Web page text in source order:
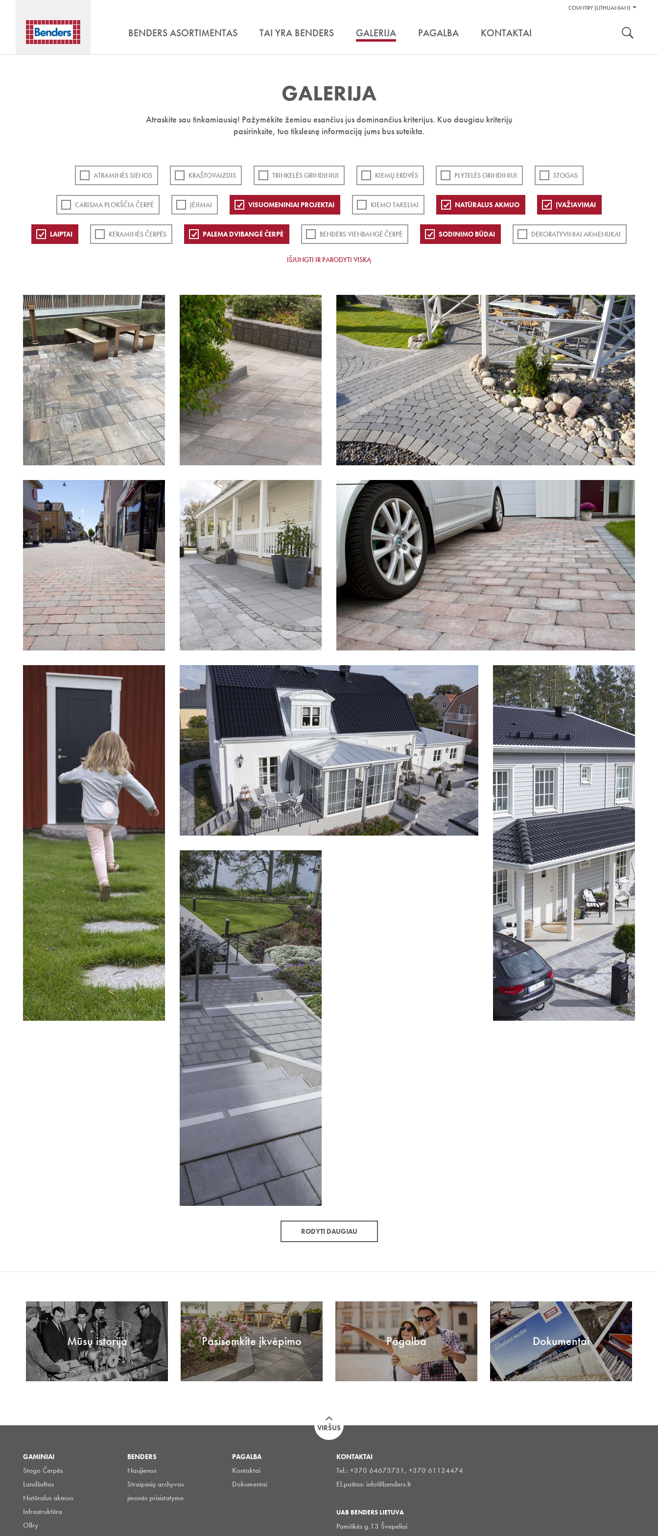
Pagalbos
COUNTRY (LITHUANIAN)
BENDERS ASORTIMENTAS TAI YRA BENDERS GALERIJA PAGALBA KONTAKTAI
GALERIJA
Atraskite sau tinkamiausią! Pažymėkite žemiau esančius jus dominančius kriterijus. Kuo daugiau kriterijų
pasirinksite, tuo tikslesnę informaciją jums bus suteikta.
ATRAMINĖS SIENOS KRAŠTOVAIZDIS TRINKELĖS GRINDINIUI KIEMŲ ERDVĖS PLYTELĖS GRINDINIUI STOGAS
CARISMA PLOKŠČIA ČERPĖ ĮĖJIMAI VISUOMENINIAI PROJEKTAI KIEMO TAKELIAI NATŪRALUS AKMUO ĮVAŽIAVIMAI
LAIPTAI KERAMINĖS ČERPĖS PALEMA DVIBANGĖ ČERPĖ BENDERS VIENBANGĖ ČERPĖ SODINIMO BŪDAI DEKORATYVINIAI AKMENUKAI
IŠJUNGTI IR PARODYTI VISKĄ
RODYTI DAUGIAU
Mūsų istorija Pasisemkite įkvėpimo Pagalba Dokumentai
VIRŠUS
GAMINIAI
Stogo Čerpės
Landšaftas
Natūralus akmuo
Infrastruktūra
Olfry
BENDERS
Naujienos
Straipsnių archyvas
įmonės prisistatyme
PAGALBA
Kontaktai
Dokumentai
KONTAKTAI
Tel.: +370 64673731, +370 61124474
El.paštas: info@benders.lt
UAB BENDERS LIETUVA
Pamiškės g.13 Švepeliai